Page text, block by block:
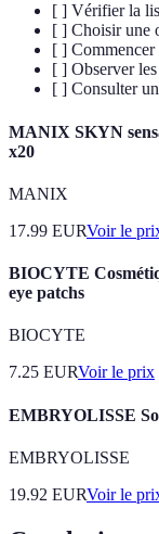
[ ] Vérifier la
[ ] Choisir une
[ ] Commencer
[ ] Observer
[ ] Consulter
MANIX SKYN
x20
MANIX
17.99 EURVoir le
BIOCYTE
eye patchs
BIOCYTE
7.25 EURVoir le prix
EMBRYOLISSE
EMBRYOLISSE
19.92 EURVoir le